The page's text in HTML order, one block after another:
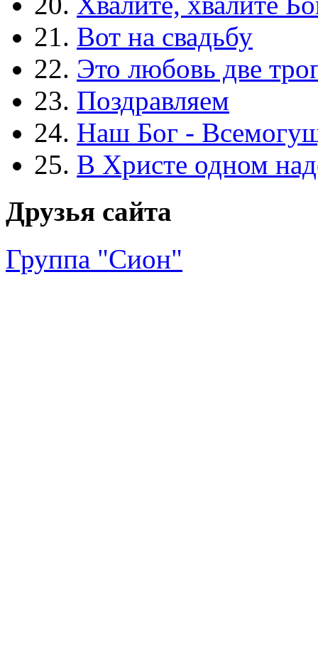
21. Вот на свадьбу
22. Это любовь две
23. Поздравляем
24. Наш Бог -
25. В Христе одном
Друзья сайта
Группа "Сион"